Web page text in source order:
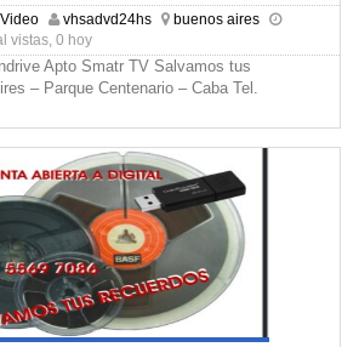
vhsadvd24hs
buenos aires
vistas, 0 hoy
Apto Smatr TV Salvamos tus
– Parque Centenario – Caba Tel.